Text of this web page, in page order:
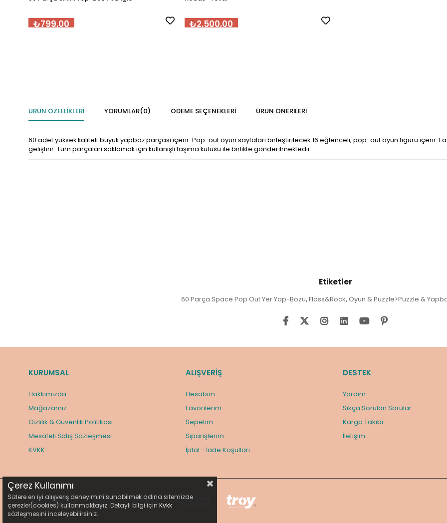
₺799,00 ₺2.500,00
ÜRÜN ÖZELLIKLERI YORUMLAR(0) ÖDEME SEÇENEKLERI ÜRÜN ÖNERILERI
60 adet yüksek kaliteli büyük yapboz parçası içerir. Pop-out oyun sayfaları birleştirilecek 16 eğlenceli, pop-out oyun figürü içerir.
geliştirir. Tüm parçaları saklamak için kullanışlı taşıma kutusu ile birlikte gönderilmektedir.
Etiketler
60 Parça Space Pop Out Yer Yap-Bozu, Floss&Rock, Oyun & Puzzle>Puzzle &
KURUMSAL
Hakkımızda
Mağazamız
Gizlilik & Güvenlik Politikası
Mesafeli Satış Sözleşmesi
KVKK
ALIŞVERİŞ
Hesabım
Favorilerim
Sepetim
Siparişlerim
İptal - İade Koşulları
DESTEK
Yardım
Sıkça Sorulan Sorular
Kargo Takibi
İletişim
Çerez Kullanımı
Sizlere en iyi alışveriş deneyimini sunabilmek adına sitemizde
çerezler(cookies) kullanmaktayız. Detaylı bilgi için Kvkk
sözleşmesini inceleyebilirsiniz.